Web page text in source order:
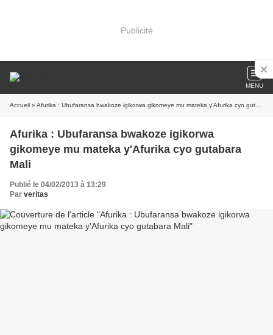
Publicité
MENU
Accueil » Afurika : Ubufaransa bwakoze igikorwa gikomeye mu mateka y'Afurika cyo gutabara Mali
Afurika : Ubufaransa bwakoze igikorwa
gikomeye mu mateka y'Afurika cyo gutabara
Mali
Publié le 04/02/2013 à 13:29
Par veritas